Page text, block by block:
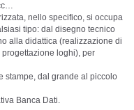
nello specifico, si occupa
tipo: dal disegno tecnico
alla didattica (realizzazione di
loghi), per
stampe, dal grande al piccolo
Banca Dati.